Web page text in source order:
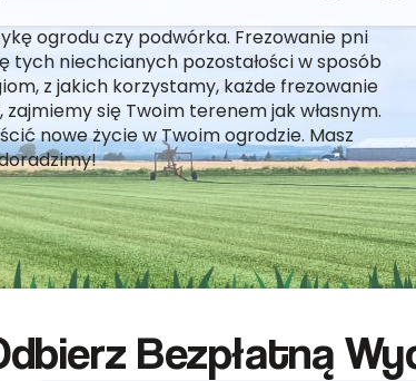
ogrodu czy podwórka. Frezowanie pni
tych niechcianych pozostałości w sposób
z jakich korzystamy, każde frezowanie
się Twoim terenem jak własnym.
nowe życie w Twoim ogrodzie. Masz
Bezpłatną